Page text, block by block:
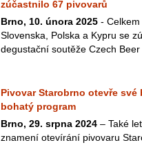
zúčastnilo 67 pivovarů
Brno, 10. února 2025 -
Slovenska, Polska a Kypru se
degustační soutěže Czech
Pivovar Starobrno otevře
bohatý program
Brno, 29. srpna 2024 – Také
znamení otevírání pivovaru